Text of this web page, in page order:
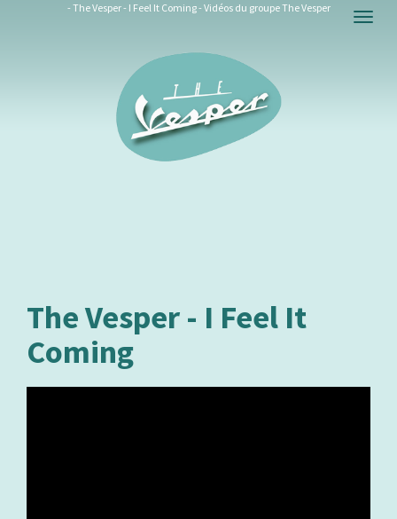
- The Vesper - I Feel It Coming - Vidéos du groupe The Vesper
The Vesper - I Feel It
Coming